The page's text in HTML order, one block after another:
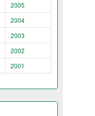
2005
2004
2003
2002
2001